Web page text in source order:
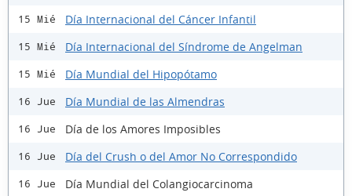
15 Mié Día Internacional del Cáncer Infantil
15 Mié Día Internacional del Síndrome de Angelman
15 Mié Día Mundial del Hipopótamo
16 Jue Día Mundial de las Almendras
16 Jue Día de los Amores Imposibles
16 Jue Día del Crush o del Amor No Correspondido
16 Jue Día Mundial del Colangiocarcinoma